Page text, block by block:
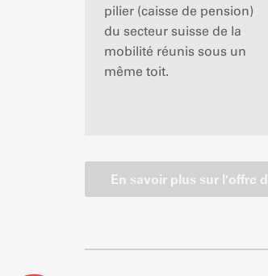
pilier (caisse de pension)
du secteur suisse de la
mobilité réunis sous un
même toit.
En savoir plus sur l'offre